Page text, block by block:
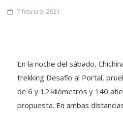
7 febrero, 2021
En la noche del sábado,
trekking Desafío al Portal,
de 6 y 12 kilómetros y 140
propuesta. En ambas